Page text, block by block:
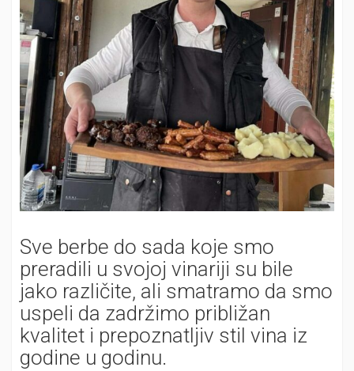
Sve berbe do sada koje smo
preradili u svojoj vinariji su bile
jako različite, ali smatramo da smo
uspeli da zadržimo približan
kvalitet i prepoznatljiv stil vina iz
godine u godinu.